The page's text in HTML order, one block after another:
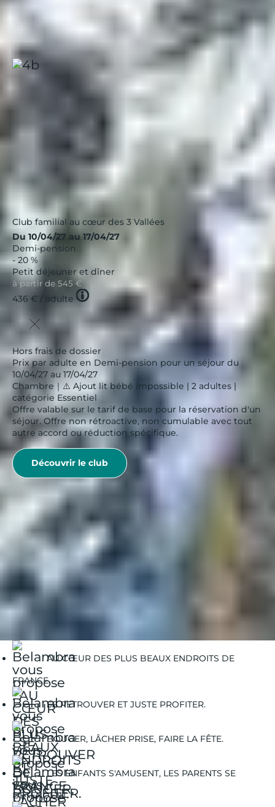
Idéal pour que chaque membre de la famille profite
pleinement de ses journées.
Les Menuires, Neige et Ciel
Club familial au cœur des 3 Vallées
Du 10/04/27 au 17/04/27
Demi-pension
- 20 %
Petit déjeuner et dîner
à partir de 545 €
436 € / adulte Tooltip
icon
Hors frais de dossier
Prix par adulte en Demi-pension pour un séjour du
10/04/27 au 17/04/27
Chambre｜⚠️ Ajout lit bébé impossible | 2 adultes |
catégorie Essentiel
Offre valable sur le tarif de base pour la réservation d'un
séjour. Offre non rétroactive, non cumulable avec tout
autre accord ou réduction spécifique.
Découvrir le club
Belambra Clubs
Guides Vacances
Guides Destinations
Les Menuires
Les Menuires | Activités Hiver
AU CŒUR DES PLUS BEAUX ENDROITS DE
FRANCE.
SE RETROUVER ET JUSTE PROFITER.
BOUGER, LÂCHER PRISE, FAIRE LA FÊTE.
LES ENFANTS S'AMUSENT, LES PARENTS SE
DÉTENDENT.